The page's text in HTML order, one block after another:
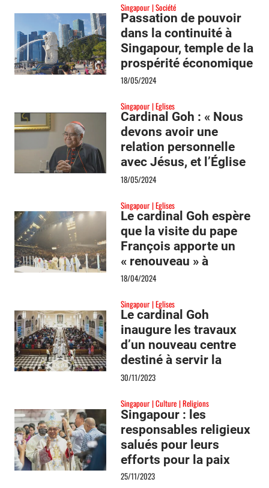
Singapour Société
Passation de pouvoir
dans la continuité à
Singapour, temple de la
prospérité économique
en Asie
18/05/2024
Singapour Eglises
Cardinal Goh : « Nous
devons avoir une
relation personnelle
avec Jésus, et l’Église
doit donner cette
18/05/2024
Singapour Eglises
Le cardinal Goh espère
que la visite du pape
François apporte un
« renouveau » à
Singapour
18/04/2024
Singapour Eglises
Le cardinal Goh
inaugure les travaux
d’un nouveau centre
destiné à servir la
mission et l’unité à
30/11/2023
Singapour Culture Religions
Singapour : les
responsables religieux
salués pour leurs
efforts pour la paix
25/11/2023